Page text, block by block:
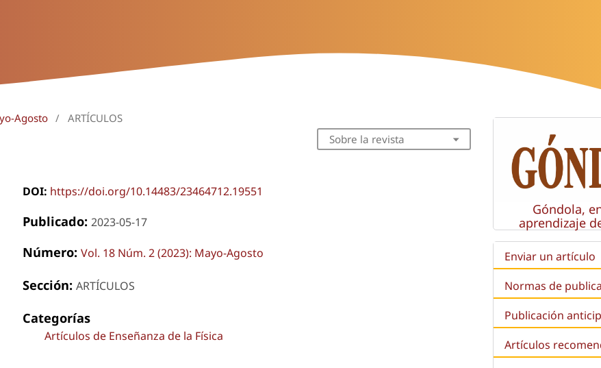
Agosto / ARTÍCULOS
DOI: https://doi.org/10.14483/23464712.19551
Publicado: 2023-05-17
Número: Vol. 18 Núm. 2 (2023): Mayo-Agosto
Sección: ARTÍCULOS
Categorías
Artículos de Enseñanza de la Física
Sobre la revista
Góndola,
aprendizaje
Enviar un artículo
Normas de
Publicación
Artículos